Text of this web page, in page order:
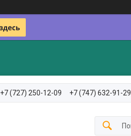
+7 (727) 250-12-09 +7 (747) 632-91-29